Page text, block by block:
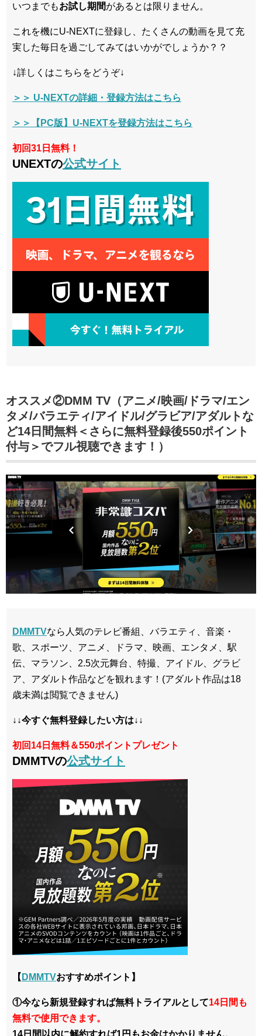
いつまでもお試し期間があるとは限りません。
これを機にU-NEXTに登録し、たくさんの動画を見て充
実した毎日を過ごしてみてはいかがでしょうか？？
↓詳しくはこちらをどうぞ↓
＞＞ U-NEXTの詳細・登録方法はこちら
＞＞【PC版】U-NEXTを登録方法はこちら
初回31日無料！
UNEXTの公式サイト
オススメ②DMM TV（アニメ/映画/ドラマ/エン
タメ/バラエティ/アイドル/グラビア/アダルトな
ど14日間無料＜さらに無料登録後550ポイント
付与＞でフル視聴できます！）
DMMTVなら人気のテレビ番組、バラエティ、音楽・
歌、スポーツ、アニメ、ドラマ、映画、エンタメ、駅
伝、マラソン、2.5次元舞台、特撮、アイドル、グラビ
ア、アダルト作品などを観れます！(アダルト作品は18
歳未満は閲覧できません)
↓↓今すぐ無料登録したい方は↓↓
初回14日無料＆550ポイントプレゼント
DMMTVの公式サイト
【 DMMTVおすすめポイント】
①今なら新規登録すれば無料トライアルとして14日間も
無料で使用できます。
14日間以内に解約すれば1円もお金はかかりません。